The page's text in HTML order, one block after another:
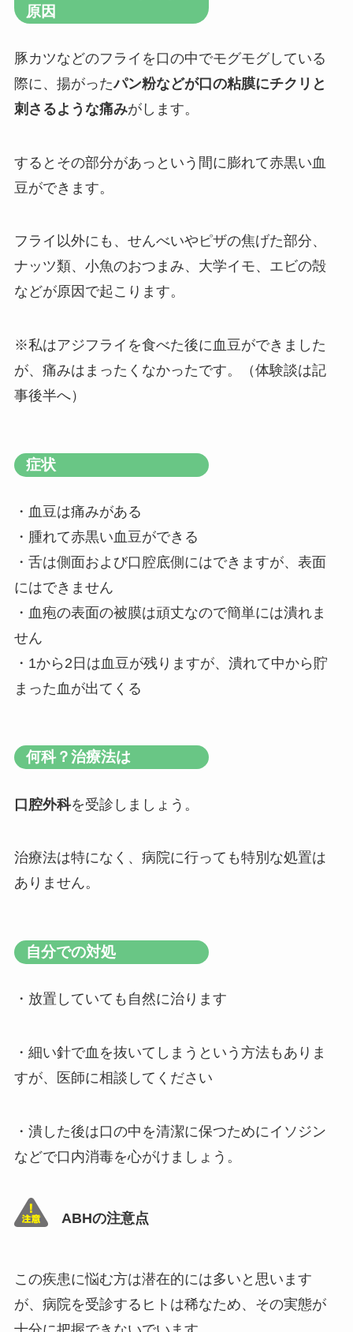
原因
豚カツなどのフライを口の中でモグモグしている
際に、揚がったパン粉などが口の粘膜にチクリと
刺さるような痛みがします。
するとその部分があっという間に膨れて赤黒い血
豆ができます。
フライ以外にも、せんべいやピザの焦げた部分、
ナッツ類、小魚のおつまみ、大学イモ、エビの殻
などが原因で起こります。
※私はアジフライを食べた後に血豆ができました
が、痛みはまったくなかったです。（体験談は記
事後半へ）
症状
・血豆は痛みがある
・腫れて赤黒い血豆ができる
・舌は側面および口腔底側にはできますが、表面
にはできません
・血疱の表面の被膜は頑丈なので簡単には潰れま
せん
・1から2日は血豆が残りますが、潰れて中から貯
まった血が出てくる
何科？治療法は
口腔外科を受診しましょう。
治療法は特になく、病院に行っても特別な処置は
ありません。
自分での対処
・放置していても自然に治ります
・細い針で血を抜いてしまうという方法もありま
すが、医師に相談してください
・潰した後は口の中を清潔に保つためにイソジン
などで口内消毒を心がけましょう。
ABHの注意点
この疾患に悩む方は潜在的には多いと思います
が、病院を受診するヒトは稀なため、その実態が